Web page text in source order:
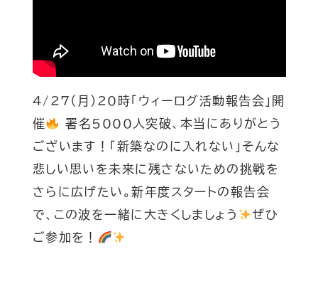
4/27(月)20時「ウィーログ活動報告会」開
催
署名5000人突破、本当にありがとう
ございます！「新築なのに入れない」そんな
悲しい思いを未来に残さないための挑戦を
さらに広げたい。新年度スタートの報告会
で、この波を一緒に大きくしましょう
ぜひ
ご参加を！